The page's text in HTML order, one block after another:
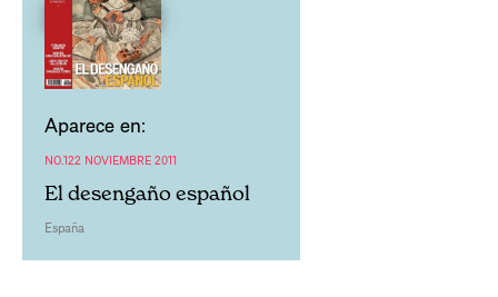
Aparece en:
NO.122 NOVIEMBRE 2011
El desengaño español
España